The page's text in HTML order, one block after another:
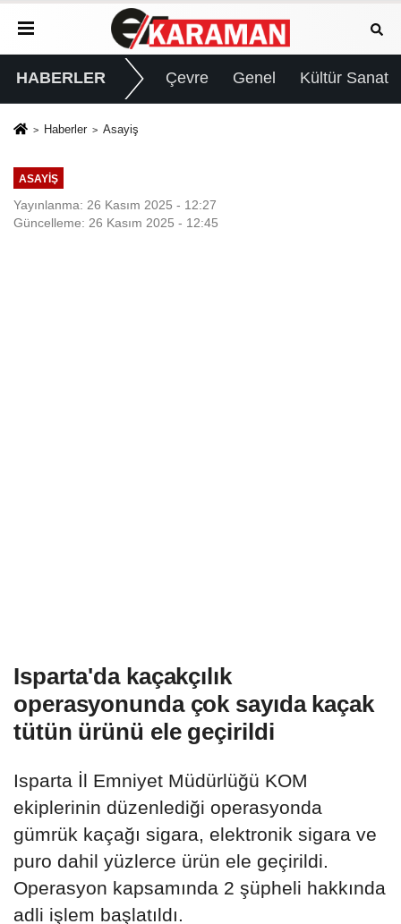
HABERLER Çevre Genel Kültür Sanat
Haberler Asayiş
ASAYIŞ
Yayınlanma: 26 Kasım 2025 - 12:27
Güncelleme: 26 Kasım 2025 - 12:45
Isparta'da kaçakçılık
operasyonunda çok sayıda kaçak
tütün ürünü ele geçirildi
Isparta İl Emniyet Müdürlüğü KOM
ekiplerinin düzenlediği operasyonda
gümrük kaçağı sigara, elektronik sigara ve
puro dahil yüzlerce ürün ele geçirildi.
Operasyon kapsamında 2 şüpheli hakkında
adli işlem başlatıldı.